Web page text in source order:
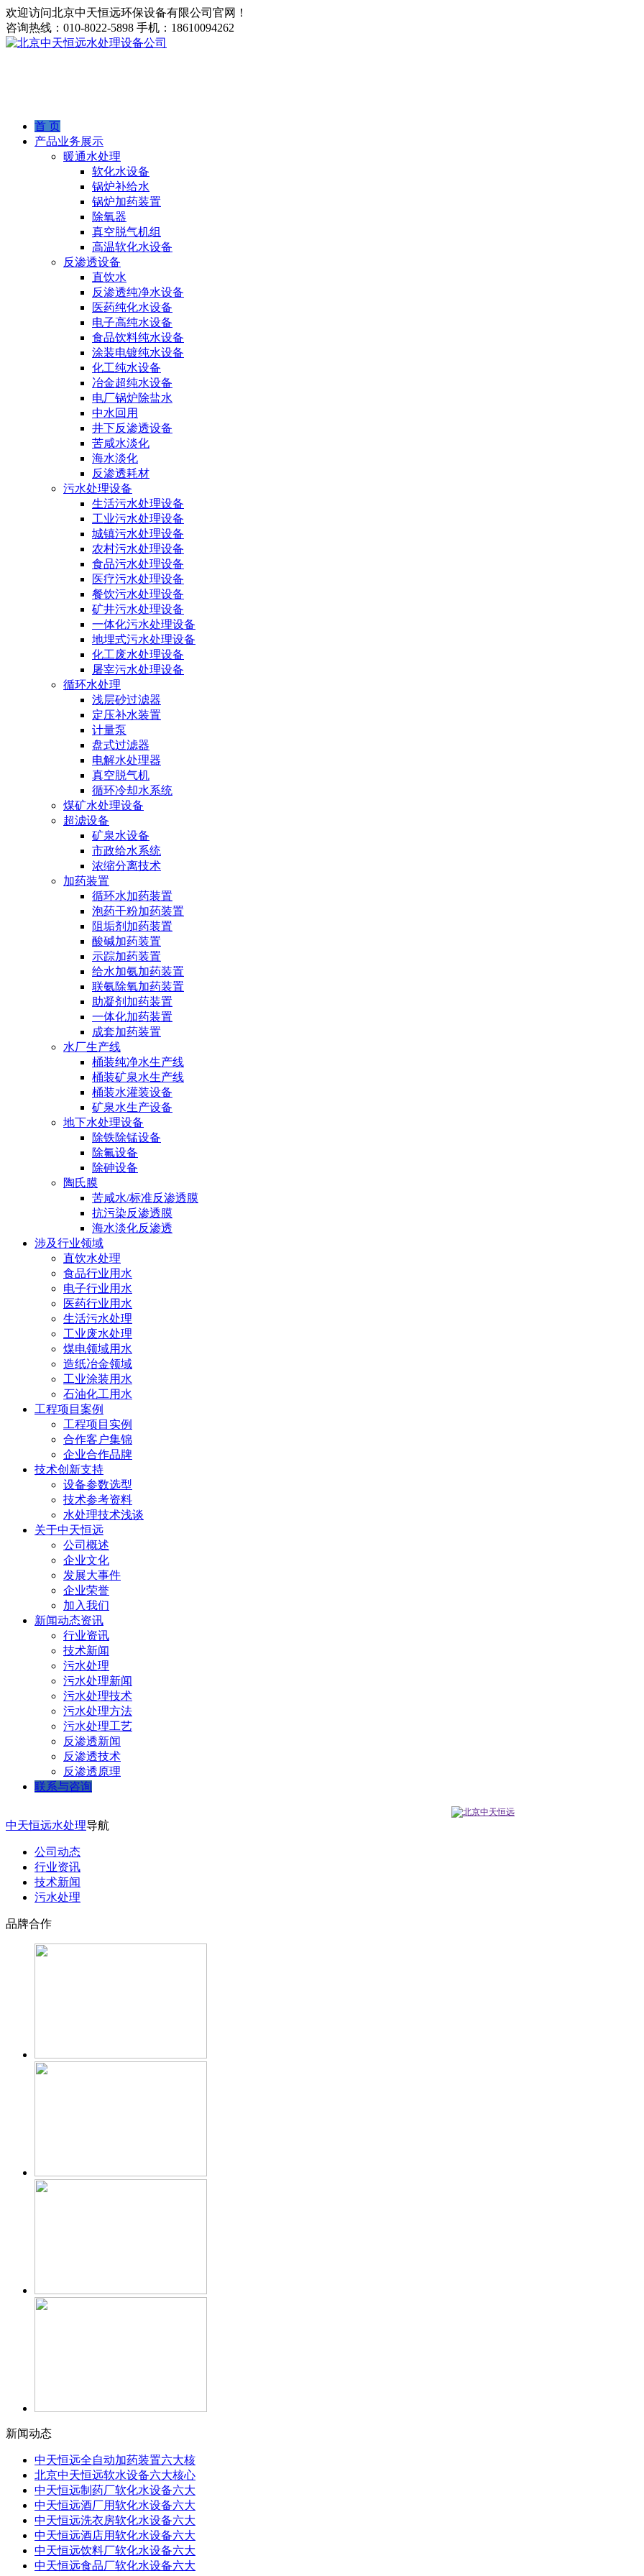
欢迎访问北京中天恒远环保设备有限公司官网！
咨询热线： 010-8022-5898 手机： 18610094262
首 页
产品业务展示
暖通水处理
软化水设备
锅炉补给水
锅炉加药装置
除氧器
真空脱气机组
高温软化水设备
反渗透设备
直饮水
反渗透纯净水设备
医药纯化水设备
电子高纯水设备
食品饮料纯水设备
涂装电镀纯水设备
化工纯水设备
冶金超纯水设备
电厂锅炉除盐水
中水回用
井下反渗透设备
苦咸水淡化
海水淡化
反渗透耗材
污水处理设备
生活污水处理设备
工业污水处理设备
城镇污水处理设备
农村污水处理设备
食品污水处理设备
医疗污水处理设备
餐饮污水处理设备
矿井污水处理设备
一体化污水处理设备
地埋式污水处理设备
化工废水处理设备
屠宰污水处理设备
循环水处理
浅层砂过滤器
定压补水装置
计量泵
盘式过滤器
电解水处理器
真空脱气机
循环冷却水系统
煤矿水处理设备
超滤设备
矿泉水设备
市政给水系统
浓缩分离技术
加药装置
循环水加药装置
泡药干粉加药装置
阻垢剂加药装置
酸碱加药装置
示踪加药装置
给水加氨加药装置
联氨除氧加药装置
助凝剂加药装置
一体化加药装置
成套加药装置
水厂生产线
桶装纯净水生产线
桶装矿泉水生产线
桶装水灌装设备
矿泉水生产设备
地下水处理设备
除铁除锰设备
除氟设备
除砷设备
陶氏膜
苦咸水/标准反渗透膜
抗污染反渗透膜
海水淡化反渗透
涉及行业领域
直饮水处理
食品行业用水
电子行业用水
医药行业用水
生活污水处理
工业废水处理
煤电领域用水
造纸冶金领域
工业涂装用水
石油化工用水
工程项目案例
工程项目实例
合作客户集锦
企业合作品牌
技术创新支持
设备参数选型
技术参考资料
水处理技术浅谈
关于中天恒远
公司概述
企业文化
发展大事件
企业荣誉
加入我们
新闻动态资讯
行业资讯
技术新闻
污水处理
污水处理新闻
污水处理技术
污水处理方法
污水处理工艺
反渗透新闻
反渗透技术
反渗透原理
联系与咨询
中天恒远水处理导航
公司动态
行业资讯
技术新闻
污水处理
品牌合作
新闻动态
中天恒远全自动加药装置六大核
北京中天恒远软水设备六大核心
中天恒远制药厂软化水设备六大
中天恒远酒厂用软化水设备六大
中天恒远洗衣房软化水设备六大
中天恒远酒店用软化水设备六大
中天恒远饮料厂软化水设备六大
中天恒远食品厂软化水设备六大